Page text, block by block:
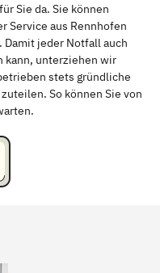
Passau
Mittelfranken
Sie da. Sie können
Service aus Rennhofen
Damit jeder Notfall auch
kann, unterziehen wir
stets gründliche
So können Sie von